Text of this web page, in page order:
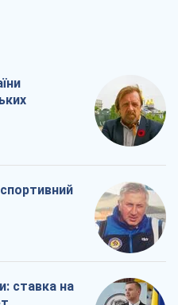
ставка на